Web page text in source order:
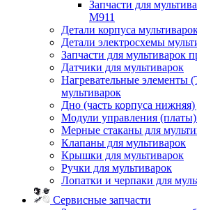
Запчасти для
M911
Детали корпуса
Детали электросхемы
Запчасти для мультиварок
Датчики для мультиварок
Нагревательные элементы
мультиварок
Дно (часть корпуса нижняя)
Модули управления (платы)
Мерные стаканы для
Клапаны для мультиварок
Крышки для мультиварок
Ручки для мультиварок
Лопатки и черпаки для
Сервисные запчасти